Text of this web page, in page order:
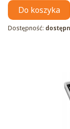
Do koszyka
Dostępność: